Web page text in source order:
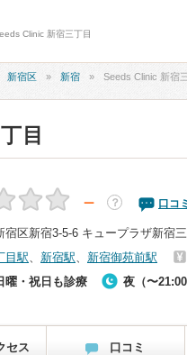
Clinic 新宿三丁目
新宿区 新宿 Seeds Clinic 新宿
目
－ ？ 口コミ
宿区新宿3-5-6 キュープラザ新宿
目駅、 新宿駅、 新宿御苑前駅
曜・祝日も診療
夜（〜21:00
セス 口コミ